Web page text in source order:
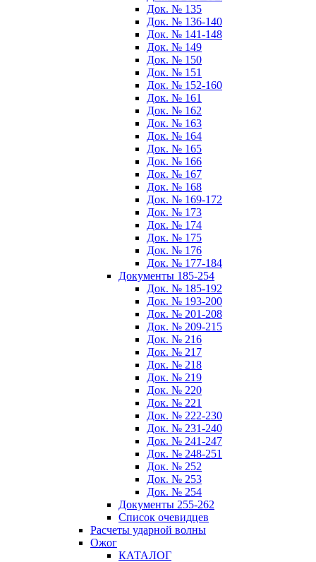
Док. № 135
Док. № 136-140
Док. № 141-148
Док. № 149
Док. № 150
Док. № 151
Док. № 152-160
Док. № 161
Док. № 162
Док. № 163
Док. № 164
Док. № 165
Док. № 166
Док. № 167
Док. № 168
Док. № 169-172
Док. № 173
Док. № 174
Док. № 175
Док. № 176
Док. № 177-184
Документы 185-254
Док. № 185-192
Док. № 193-200
Док. № 201-208
Док. № 209-215
Док. № 216
Док. № 217
Док. № 218
Док. № 219
Док. № 220
Док. № 221
Док. № 222-230
Док. № 231-240
Док. № 241-247
Док. № 248-251
Док. № 252
Док. № 253
Док. № 254
Документы 255-262
Список очевидцев
Расчеты ударной волны
Ожог
КАТАЛОГ